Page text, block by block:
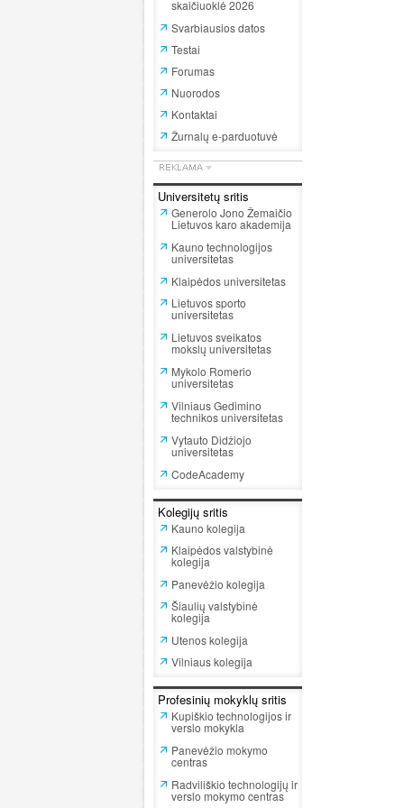
skaičiuoklė 2026
Svarbiausios datos
Testai
Forumas
Nuorodos
Kontaktai
Žurnalų e-parduotuvė
Universitetų sritis
Generolo Jono Žemaičio
Lietuvos karo akademija
Kauno technologijos
universitetas
Klaipėdos universitetas
Lietuvos sporto
universitetas
Lietuvos sveikatos
mokslų universitetas
Mykolo Romerio
universitetas
Vilniaus Gedimino
technikos universitetas
Vytauto Didžiojo
universitetas
CodeAcademy
Kolegijų sritis
Kauno kolegija
Klaipėdos valstybinė
kolegija
Panevėžio kolegija
Šiaulių valstybinė
kolegija
Utenos kolegija
Vilniaus kolegija
Profesinių mokyklų sritis
Kupiškio technologijos ir
verslo mokykla
Panevėžio mokymo
centras
Radviliškio technologijų ir
verslo mokymo centras